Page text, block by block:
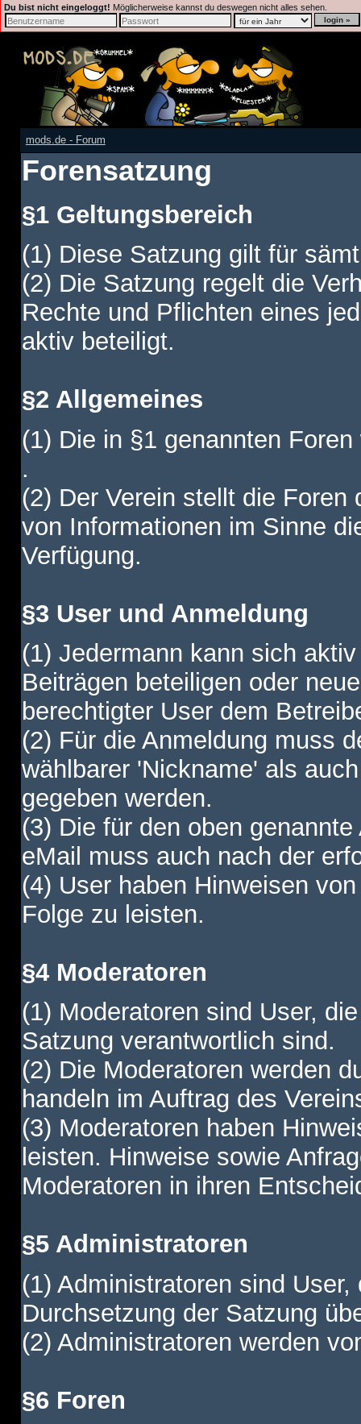
Du bist nicht eingeloggt! Möglicherweise kannst du deswegen nicht alles sehen.
mods.de - Forum
Forensatzung
§1 Geltungsbereich
(1) Diese Satzung gilt für
(2) Die Satzung regelt die
Rechte und Pflichten eines
aktiv beteiligt.
§2 Allgemeines
(1) Die in §1 genannten
.
(2) Der Verein stellt die
von Informationen im Sinne
Verfügung.
§3 User und Anmeldung
(1) Jedermann kann sich
Beiträgen beteiligen oder
berechtigter User dem
(2) Für die Anmeldung muss
wählbarer 'Nickname' als
gegeben werden.
(3) Die für den oben
eMail muss auch nach der
(4) User haben Hinweisen
Folge zu leisten.
§4 Moderatoren
(1) Moderatoren sind User,
Satzung verantwortlich sind.
(2) Die Moderatoren werden
handeln im Auftrag des
(3) Moderatoren haben
leisten. Hinweise sowie
Moderatoren in ihren
§5 Administratoren
(1) Administratoren sind
Durchsetzung der Satzung
(2) Administratoren werden
§6 Foren